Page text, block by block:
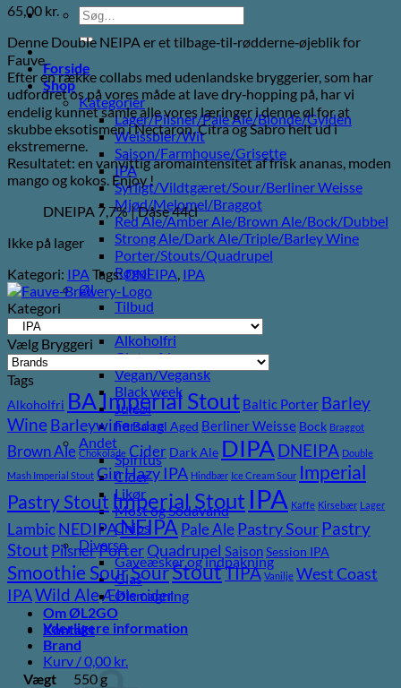
Søg
efter:
Forside
Shop
Kategorier
Lager/Pilsner/Pale Ale/Blonde/Gylden
Weissbier/Wit
Saison/Farmhouse/Grisette
IPA
Syrligt/Vildtgæret/Sour/Berliner Weisse
Mjød/Melomel/Braggot
Red Ale/Amber Ale/Brown Ale/Bock/Dubbel
Strong Ale/Dark Ale/Triple/Barley Wine
Porter/Stouts/Quadrupel
Røgøl
Øl
Tilbud
6pack2go
Alkoholfri
Glutenfri
Vegan/Vegansk
Black week
Juleøl
Farsdag
Andet
Spiritus
Cider
Likør
Most og Sodavand
Chips
Diverse
Gaveæsker og indpakning
Glas
Ølsmagning
Om ØL2GO
Kontakt
Kurv /0,00 kr.
65,00 kr.
Denne Double NEIPA er et tilbage‑til‑rødderne‑øjeblik for
Fauve.
Efter en række collabs med udenlandske bryggerier, som har
udfordret os på vores måde at lave dry‑hopping på, har vi
endelig kunnet samle alle vores læringer i denne øl for at
skubbe eksotismen i Nectaron, Citra og Sabro helt ud i
ekstremerne.
Resultatet: en vanvittig aromaintensitet af frisk ananas, moden
mango og kokos. Enjoy !
DNEIPA 7,7% | Dåse 44cl
Ikke på lager
Kategori: IPA Tags:DNEIPA, IPA
Kategori
Vælg Bryggeri
Tags
Alkoholfri BA Imperial Stout Baltic Porter Barley
Wine BarleywineBarrel Aged Berliner Weisse Bock Braggot
Brown Ale Chokolade Cider Dark Ale DIPA DNEIPA Double
Mash Imperial Stout GinHazy IPA Hindbær Ice Cream Sour Imperial
Pastry Stout Imperial Stout IPA Kaffe Kirsebær Lager
Lambic NEDIPANEIPA Pale Ale Pastry Sour Pastry
Stout PilsnerPorterQuadrupel SaisonSession IPA
Smoothie SourSourStoutTIPA Vanilje West Coast
IPAWild Ale Æble cider
Yderligere information
Brand
Vægt
550 g